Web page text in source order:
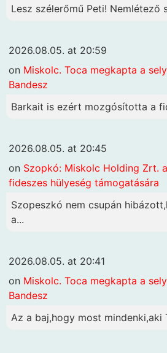
Lesz szélerőmű Peti! Nemlétező
2026.08.05. at 20:59
on Miskolc. Toca megkapta a
Bandesz
Barkait is ezért mozgósította a
2026.08.05. at 20:45
on Szopkó: Miskolc Holding Zrt.
fideszes hülyeség támogatására
Szopeszkó nem csupán
a...
2026.08.05. at 20:41
on Miskolc. Toca megkapta a
Bandesz
Az a baj,hogy most mindenki,aki